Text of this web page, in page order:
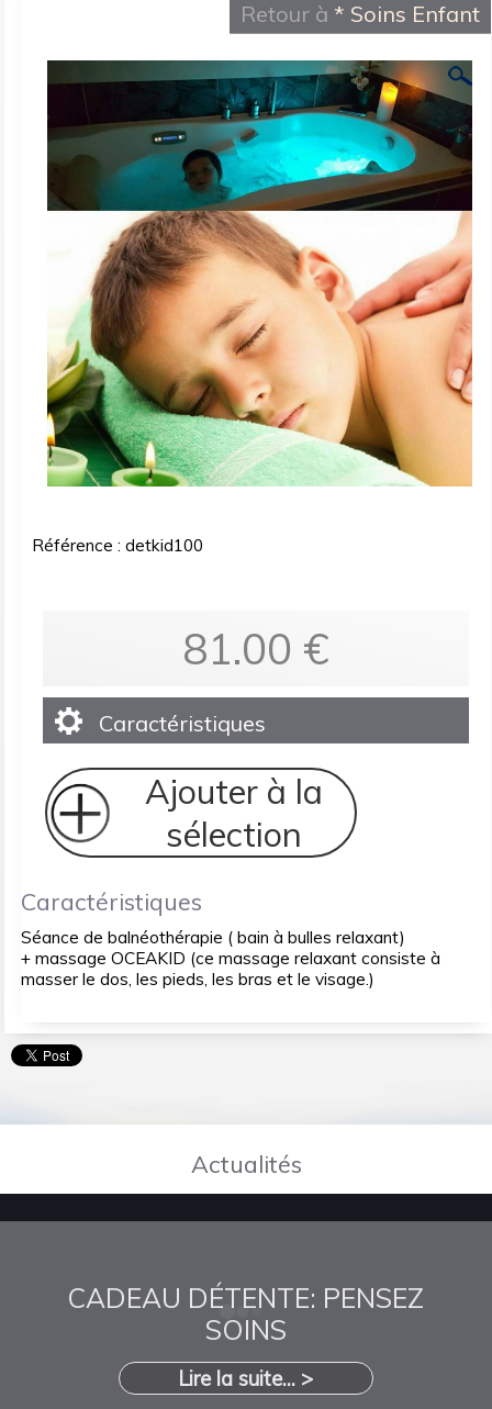
Retour à * Soins Enfant
Référence : detkid100
81.00 €
Caractéristiques
Ajouter à la
sélection
Caractéristiques
Séance de balnéothérapie ( bain à bulles relaxant)
+ massage OCEAKID (ce massage relaxant consiste à
masser le dos, les pieds, les bras et le visage.)
Actualités
CADEAU DÉTENTE: PENSEZ
SOINS
Lire la suite... >